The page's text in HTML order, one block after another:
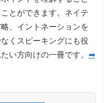
とができます。ネイテ
、イントネーションを
くスピーキングにも役
い方向けの一冊です。 ➡